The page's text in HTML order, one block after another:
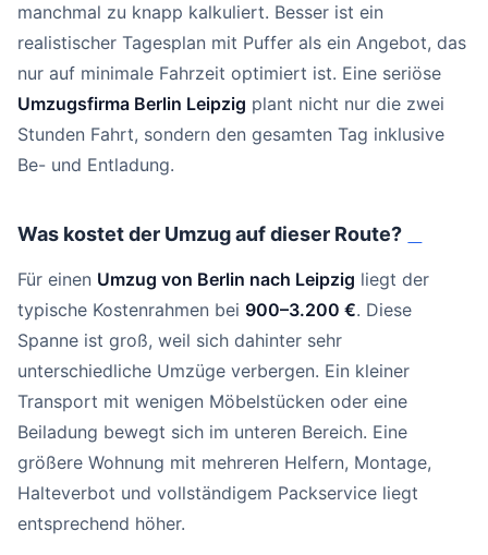
manchmal zu knapp kalkuliert. Besser ist ein
realistischer Tagesplan mit Puffer als ein Angebot, das
nur auf minimale Fahrzeit optimiert ist. Eine seriöse
Umzugsfirma Berlin Leipzig plant nicht nur die zwei
Stunden Fahrt, sondern den gesamten Tag inklusive
Be- und Entladung.
Was kostet der Umzug auf dieser Route?
Für einen Umzug von Berlin nach Leipzig liegt der
typische Kostenrahmen bei 900–3.200 €. Diese
Spanne ist groß, weil sich dahinter sehr
unterschiedliche Umzüge verbergen. Ein kleiner
Transport mit wenigen Möbelstücken oder eine
Beiladung bewegt sich im unteren Bereich. Eine
größere Wohnung mit mehreren Helfern, Montage,
Halteverbot und vollständigem Packservice liegt
entsprechend höher.